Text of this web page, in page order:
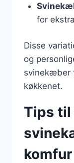
for
Disse
og
svinekæber
køkkenet.
Tips
komfur